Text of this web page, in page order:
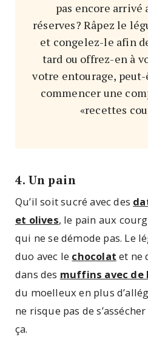
pas encore arrivé
réserves? Râpez le
et congelez-le afin
tard ou offrez-en à
votre entourage,
commencer une
«recettes
4. Un pain
Qu’il soit sucré avec des
et olives, le pain aux
qui ne se démode pas. Le
duo avec le chocolat et ne
dans des muffins avec de
du moelleux en plus
ne risque pas de
ça.